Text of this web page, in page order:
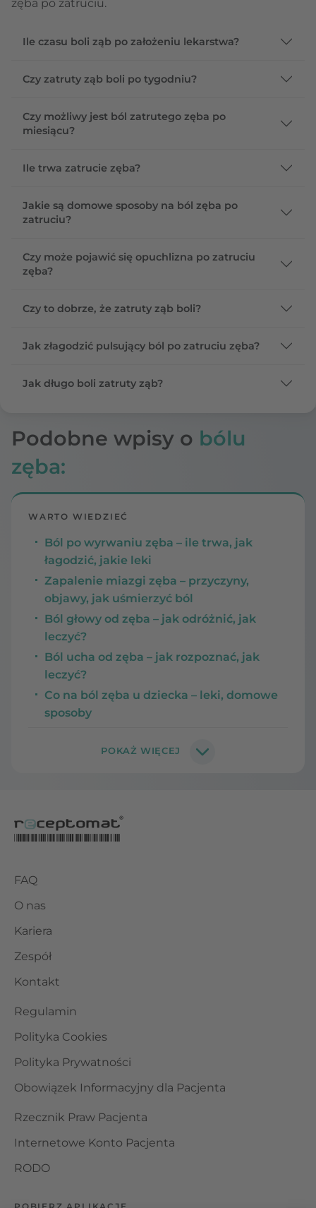
zęba po zatruciu.
Ile czasu boli ząb po założeniu lekarstwa?
Czy zatruty ząb boli po tygodniu?
Czy możliwy jest ból zatrutego zęba po
miesiącu?
Ile trwa zatrucie zęba?
Jakie są domowe sposoby na ból zęba po
zatruciu?
Czy może pojawić się opuchlizna po zatruciu
zęba?
Czy to dobrze, że zatruty ząb boli?
Jak złagodzić pulsujący ból po zatruciu zęba?
Jak długo boli zatruty ząb?
Podobne wpisy o bólu
zęba:
WARTO WIEDZIEĆ
Ból po wyrwaniu zęba – ile trwa, jak
łagodzić, jakie leki
Zapalenie miazgi zęba – przyczyny,
objawy, jak uśmierzyć ból
Ból głowy od zęba – jak odróżnić, jak
leczyć?
Ból ucha od zęba – jak rozpoznać, jak
leczyć?
Co na ból zęba u dziecka – leki, domowe
sposoby
FAQ
O nas
Kariera
Zespół
Kontakt
Regulamin
Polityka Cookies
Polityka Prywatności
Obowiązek Informacyjny dla Pacjenta
Rzecznik Praw Pacjenta
Internetowe Konto Pacjenta
RODO